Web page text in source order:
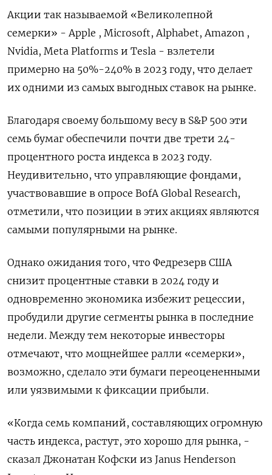
Акции так называемой «Великолепной
семерки» - Apple , Microsoft, Alphabet, Amazon ,
Nvidia, Meta Platforms и Tesla - взлетели
примерно на 50%-240% в 2023 году, что делает
их одними из самых выгодных ставок на рынке.
Благодаря своему большому весу в S&P 500 эти
семь бумаг обеспечили почти две трети 24-
процентного роста индекса в 2023 году.
Неудивительно, что управляющие фондами,
участвовавшие в опросе BofA Global Research,
отметили, что позиции в этих акциях являются
самыми популярными на рынке.
Однако ожидания того, что Федрезерв США
снизит процентные ставки в 2024 году и
одновременно экономика избежит рецессии,
пробудили другие сегменты рынка в последние
недели. Между тем некоторые инвесторы
отмечают, что мощнейшее ралли «семерки»,
возможно, сделало эти бумаги переоцененными
или уязвимыми к фиксации прибыли.
«Когда семь компаний, составляющих огромную
часть индекса, растут, это хорошо для рынка, -
сказал Джонатан Кофски из Janus Henderson